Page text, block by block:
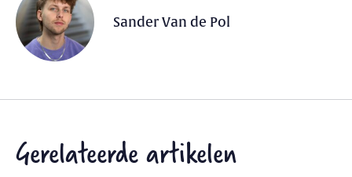
Sander Van de Pol
Gerelateerde artikelen